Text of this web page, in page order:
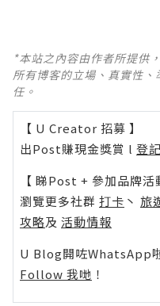
*本站之內容由作者所提供
所有博客的立場、真實性
任。
【 U Creator 招募 】
出Post賺現金獎賞 l 登
【 睇Post + 參加品牌活
瀏覽更多社群 打卡 丶 旅
攻略及 活動情報
U Blog開咗WhatsApp
Follow 我哋 ！